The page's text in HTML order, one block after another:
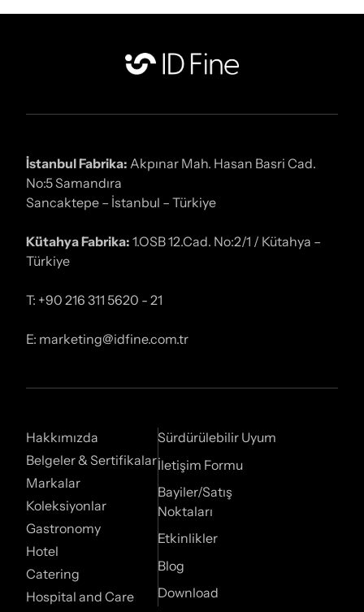
İstanbul Fabrika: Akpınar Mah. Hasan Basri Cad.
No:5 Samandıra
Sancaktepe – İstanbul – Türkiye
Kütahya Fabrika: 1.OSB 12.Cad. No:2/1 / Kütahya –
Türkiye
T: +90 216 311 5620 - 21
E: marketing@idfine.com.tr
Hakkımızda
Belgeler & Sertifikalar
Markalar
Koleksiyonlar
Gastronomy
Hotel
Catering
Hospital and Care
Sürdürülebilir Uyum
İletişim Formu
Bayiler/Satış
Noktaları
Etkinlikler
Blog
Download